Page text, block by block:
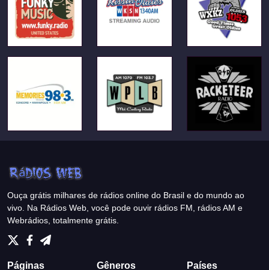
Ouça grátis milhares de rádios online do Brasil e do mundo ao
vivo. Na Rádios Web, você pode ouvir rádios FM, rádios AM e
Webrádios, totalmente grátis.
Páginas Gêneros Países